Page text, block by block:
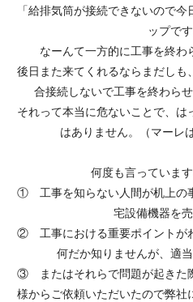
「給排気筒が接続できないので
ップです
なーんて一方的に工事を終わ
後日また来てくれるならまだし
合接続しないで工事を終わら
それって本当に危ないことで、
はありません。（マーレ
何度も言っていま
① 工事を知らない人間が机上の
宅設備機器を売
② 工事における重要ポイントが
何だか知りませんが、適
③ またはそれらで問題が起きた
様からご依頼いただいたので弊